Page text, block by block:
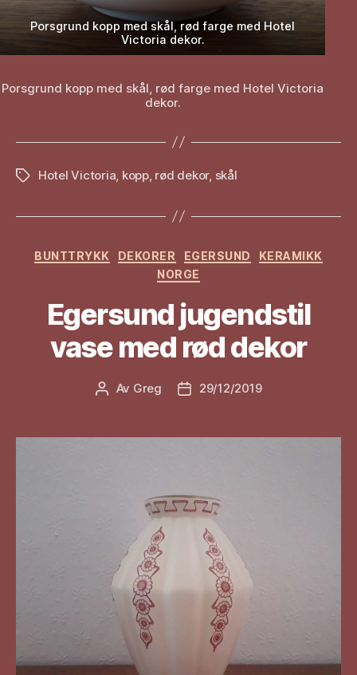
Porsgrund kopp med skål, rød farge med Hotel
Victoria dekor.
Porsgrund kopp med skål, rød farge med Hotel Victoria
dekor.
StikkordHotel Victoria kopp, rød dekor, skål
Kategorier
BUNTTRYKK DEKORER EGERSUND
KERAMIKK
NORGE
Egersund jugendstil
vase med rød dekor
Innleggsforfatter
Av Greg Publiseringsdato
29/12/2019